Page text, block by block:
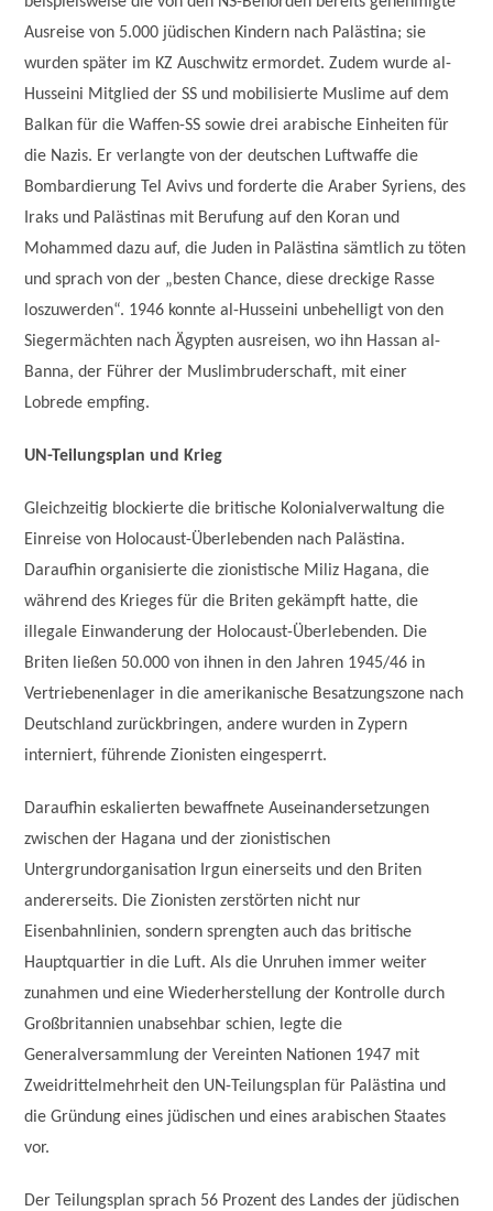
Ausreise von 5.000 jüdischen Kindern nach Palästina; sie
wurden später im KZ Auschwitz ermordet. Zudem wurde al-
Husseini Mitglied der SS und mobilisierte Muslime auf dem
Balkan für die Waffen-SS sowie drei arabische Einheiten für
die Nazis. Er verlangte von der deutschen Luftwaffe die
Bombardierung Tel Avivs und forderte die Araber Syriens, des
Iraks und Palästinas mit Berufung auf den Koran und
Mohammed dazu auf, die Juden in Palästina sämtlich zu töten
und sprach von der „besten Chance, diese dreckige Rasse
loszuwerden“. 1946 konnte al-Husseini unbehelligt von den
Siegermächten nach Ägypten ausreisen, wo ihn Hassan al-
Banna, der Führer der Muslimbruderschaft, mit einer
Lobrede empfing.
UN-Teilungsplan und Krieg
Gleichzeitig blockierte die britische Kolonialverwaltung die
Einreise von Holocaust-Überlebenden nach Palästina.
Daraufhin organisierte die zionistische Miliz Hagana, die
während des Krieges für die Briten gekämpft hatte, die
illegale Einwanderung der Holocaust-Überlebenden. Die
Briten ließen 50.000 von ihnen in den Jahren 1945/46 in
Vertriebenenlager in die amerikanische Besatzungszone nach
Deutschland zurückbringen, andere wurden in Zypern
interniert, führende Zionisten eingesperrt.
Daraufhin eskalierten bewaffnete Auseinandersetzungen
zwischen der Hagana und der zionistischen
Untergrundorganisation Irgun einerseits und den Briten
andererseits. Die Zionisten zerstörten nicht nur
Eisenbahnlinien, sondern sprengten auch das britische
Hauptquartier in die Luft. Als die Unruhen immer weiter
zunahmen und eine Wiederherstellung der Kontrolle durch
Großbritannien unabsehbar schien, legte die
Generalversammlung der Vereinten Nationen 1947 mit
Zweidrittelmehrheit den UN-Teilungsplan für Palästina und
die Gründung eines jüdischen und eines arabischen Staates
vor.
Der Teilungsplan sprach 56 Prozent des Landes der jüdischen